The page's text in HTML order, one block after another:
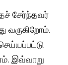
சேர்ந்தவர்
வருகிறோம்.
இவ்வாறு